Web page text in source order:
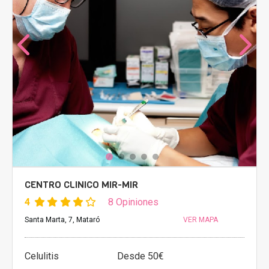
CENTRO CLINICO MIR-MIR
4 8 Opiniones
Santa Marta, 7, Mataró VER MAPA
Celulitis Desde 50€